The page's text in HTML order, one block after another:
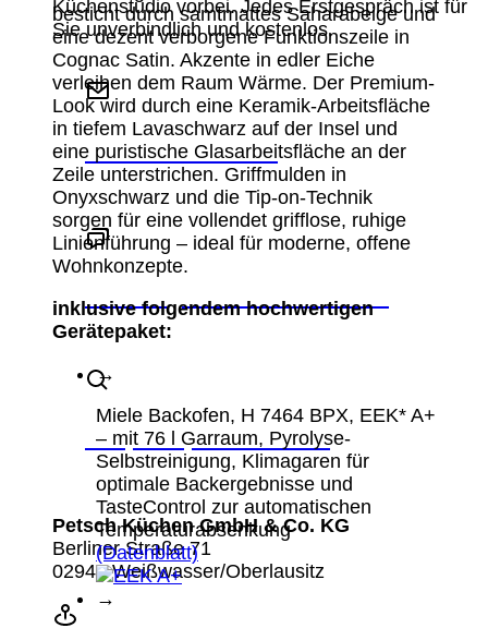
Küchenstudio vorbei. Jedes Erstgespräch ist für
Sie unverbindlich und kostenlos.
Schreiben Sie uns
Beratungstermin vereinbaren
Ansprechpartner finden
Petsch Küchen GmbH & Co. KG
Berliner Straße 71
02943 Weißwasser/Oberlausitz
besticht durch samtmattes Saharabeige und
eine dezent verborgene Funktionszeile in
Cognac Satin. Akzente in edler Eiche
verleihen dem Raum Wärme. Der Premium-
Look wird durch eine Keramik-Arbeitsfläche
in tiefem Lavaschwarz auf der Insel und
eine puristische Glasarbeitsfläche an der
Zeile unterstrichen. Griffmulden in
Onyxschwarz und die Tip-on-Technik
sorgen für eine vollendet grifflose, ruhige
Linienführung – ideal für moderne, offene
Wohnkonzepte.
inklusive folgendem hochwertigen
Gerätepaket:
→
Miele Backofen, H 7464 BPX, EEK* A+
– mit 76 l Garraum, Pyrolyse-
Selbstreinigung, Klimagaren für
optimale Backergebnisse und
TasteControl zur automatischen
Temperaturabsenkung
(Datenblatt)
→